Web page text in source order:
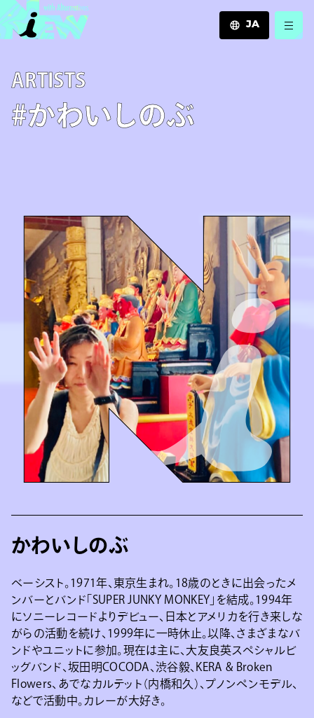
JA
A­R­T­I­S­T­S
#かわいしのぶ
かわいしのぶ
ベーシスト。1971年、東京生まれ。18歳のときに出会ったメ
ンバーとバンド「SUPER JUNKY MONKEY」を結成。1994年
にソニーレコードよりデビュー、日本とアメリカを行き来しな
がらの活動を続け、1999年に一時休止。以降、さまざまなバ
ンドやユニットに参加。現在は主に、大友良英スペシャルビ
ッグバンド、坂田明COCODA、渋谷毅、KERA & Broken
Flowers、あでなカルテット（内橋和久）、プノンペンモデル、
などで活動中。カレーが大好き。